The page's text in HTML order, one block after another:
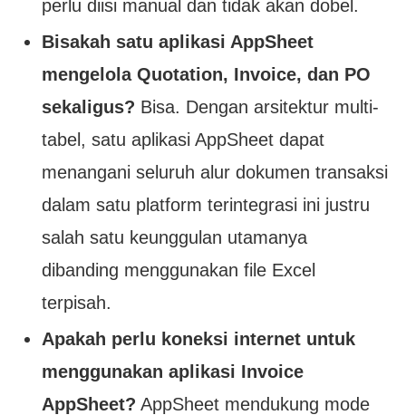
perlu diisi manual dan tidak akan dobel.
Bisakah satu aplikasi AppSheet
mengelola Quotation, Invoice, dan PO
sekaligus? Bisa. Dengan arsitektur multi-
tabel, satu aplikasi AppSheet dapat
menangani seluruh alur dokumen transaksi
dalam satu platform terintegrasi ini justru
salah satu keunggulan utamanya
dibanding menggunakan file Excel
terpisah.
Apakah perlu koneksi internet untuk
menggunakan aplikasi Invoice
AppSheet? AppSheet mendukung mode